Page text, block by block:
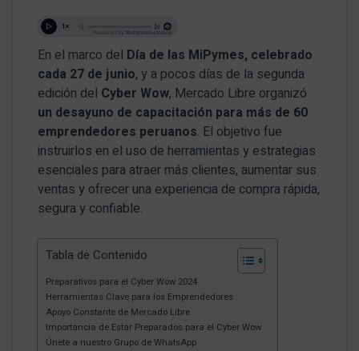
En el marco del Día de las MiPymes, celebrado
cada 27 de junio, y a pocos días de la segunda
edición del Cyber Wow, Mercado Libre organizó
un desayuno de capacitación para más de 60
emprendedores peruanos. El objetivo fue
instruirlos en el uso de herramientas y estrategias
esenciales para atraer más clientes, aumentar sus
ventas y ofrecer una experiencia de compra rápida,
segura y confiable.
Tabla de Contenido
Preparativos para el Cyber Wow 2024
Herramientas Clave para los Emprendedores
Apoyo Constante de Mercado Libre
Importancia de Estar Preparados para el Cyber Wow
Únete a nuestro Grupo de WhatsApp